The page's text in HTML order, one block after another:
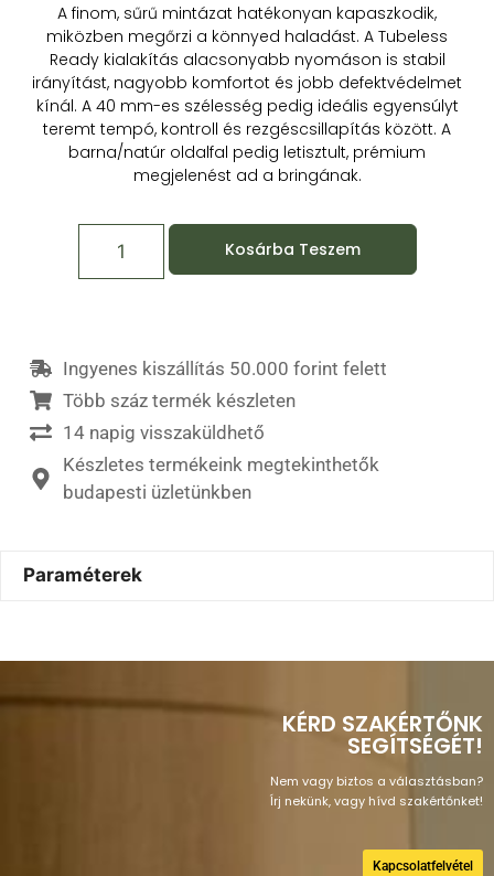
A finom, sűrű mintázat hatékonyan kapaszkodik,
miközben megőrzi a könnyed haladást. A Tubeless
Ready kialakítás alacsonyabb nyomáson is stabil
irányítást, nagyobb komfortot és jobb defektvédelmet
kínál. A 40 mm-es szélesség pedig ideális egyensúlyt
teremt tempó, kontroll és rezgéscsillapítás között. A
barna/natúr oldalfal pedig letisztult, prémium
megjelenést ad a bringának.
Kosárba Teszem
Ingyenes kiszállítás 50.000 forint felett
Több száz termék készleten
14 napig visszaküldhető
Készletes termékeink megtekinthetők
budapesti üzletünkben
Paraméterek
KÉRD SZAKÉRTŐNK
SEGÍTSÉGÉT!
Nem vagy biztos a választásban?
Írj nekünk, vagy hívd szakértőnket!
Kapcsolatfelvétel